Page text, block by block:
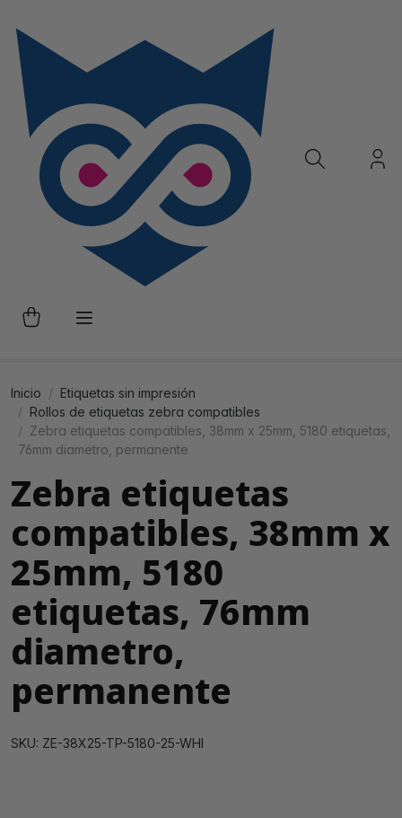
Inicio
Etiquetas sin impresión
Rollos de etiquetas zebra compatibles
Zebra etiquetas compatibles, 38mm x 25mm, 5180 etiquetas,
76mm diametro, permanente
Zebra etiquetas
compatibles, 38mm x
25mm, 5180
etiquetas, 76mm
diametro,
permanente
SKU: ZE-38X25-TP-5180-25-WHI